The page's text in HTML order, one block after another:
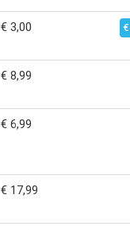
€ 3,00
€ 8,99
€ 6,99
€ 17,99